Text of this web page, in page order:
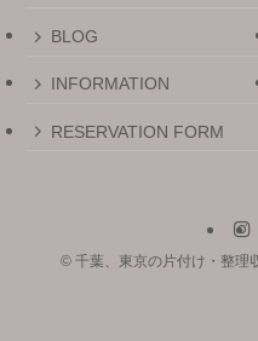
BLOG
INFORMATION
RESERVATION FORM
© 千葉、東京の片付け・整理